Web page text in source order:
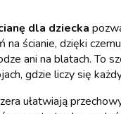
dla dziecka
na ścianie, dzięki
ani na blatach. To
gdzie liczy się
ułatwiają